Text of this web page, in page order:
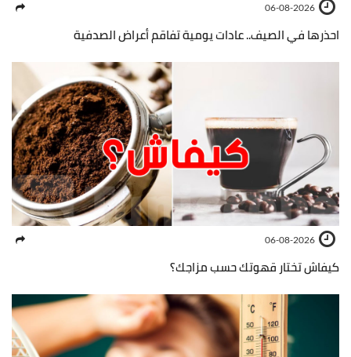
06-08-2026
احذرها في الصيف.. عادات يومية تفاقم أعراض الصدفية
06-08-2026
كيفاش تختار قهوتك حسب مزاجك؟